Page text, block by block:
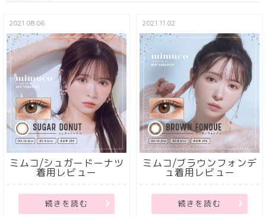
2021.08.06
ミムコ/シュガードーナツ
着用レビュー
続きを読む
2021.11.02
ミムコ/ブラウンフォンデ
ュ着用レビュー
続きを読む